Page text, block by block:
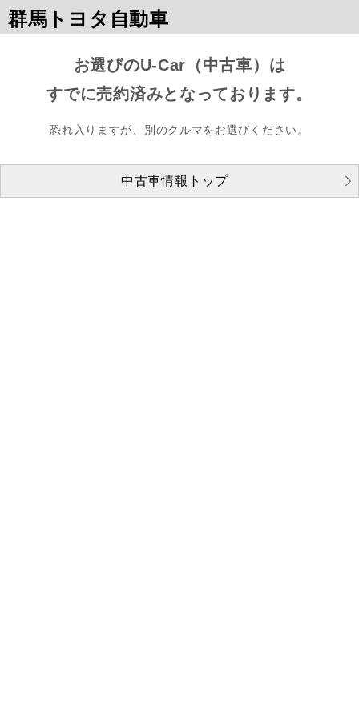
群馬トヨタ自動車
お選びのU-Car（中古車）は
すでに売約済みとなっております。
恐れ入りますが、別のクルマをお選びください。
中古車情報トップ